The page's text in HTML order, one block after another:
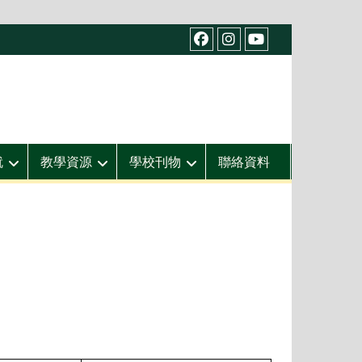
facebook
IG youtube
教學資源 學校刊物 聯絡資料